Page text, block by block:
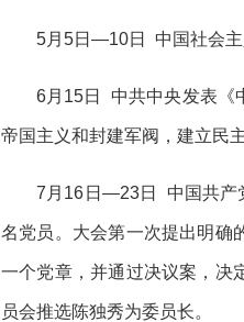
5月5日—10日 中国社会主
6月15日 中共中央发表《
帝国主义和封建军阀，建立民
7月16日—23日 中国共产
名党员。大会第一次提出明确
一个党章，并通过决议案，决
员会推选陈独秀为委员长。